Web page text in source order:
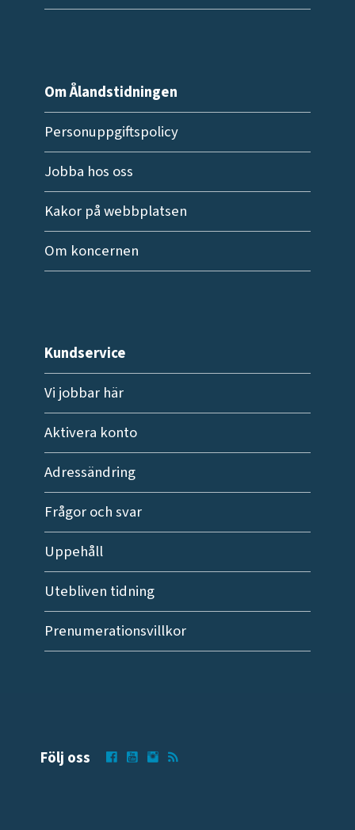
Om Ålandstidningen
Personuppgiftspolicy
Jobba hos oss
Kakor på webbplatsen
Om koncernen
Kundservice
Vi jobbar här
Aktivera konto
Adressändring
Frågor och svar
Uppehåll
Utebliven tidning
Prenumerationsvillkor
Följ oss